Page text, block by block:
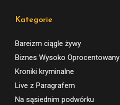
Kategorie
Bareizm ciągle żywy
Biznes Wysoko Oprocentowany
Kroniki kryminalne
Live z Paragrafem
Na sąsiednim podwórku